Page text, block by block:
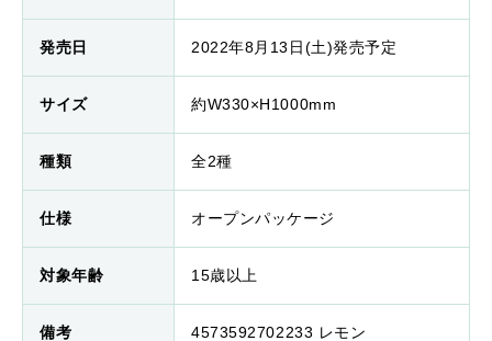
発売日 2022年8月13日(土)発売予定
サイズ 約W330×H1000mm
種類 全2種
仕様 オープンパッケージ
対象年齢 15歳以上
備考
4573592702233 レモン